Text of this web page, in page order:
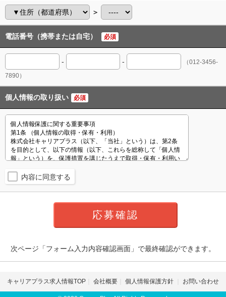
＞
電話番号（携帯または自宅） 必須
- -
（012-3456-
7890）
個人情報の取り扱い 必須
内容に同意する
次ページ「フォーム入力内容確認画面」で最終確認ができます。
キャリアプラス求人情報TOP 会社概要 個人情報保護方針 お問い合わせ